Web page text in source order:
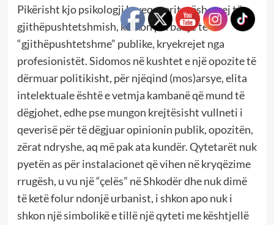
Pikërisht kjo psikologji kryeqeveritarësh, prej të
gjithëpushtetshmish, kërkon përballje të
“gjithëpushtetshme” publike, kryekrejet nga
profesionistët. Sidomos në kushtet e një opozite të
dërmuar politikisht, për njëqind (mos)arsye, elita
intelektuale është e vetmja kambanë që mund të
dëgjohet, edhe pse mungon krejtësisht vullneti i
qeverisë për të dëgjuar opinionin publik, opozitën,
zërat ndryshe, aq më pak ata kundër. Qytetarët nuk
pyetën as për instalacionet që vihen në kryqëzime
rrugësh, u vu një “çelës” në Shkodër dhe nuk dimë
të ketë folur ndonjë urbanist, i shkon apo nuk i
shkon një simbolikë e tillë një qyteti me kështjellë